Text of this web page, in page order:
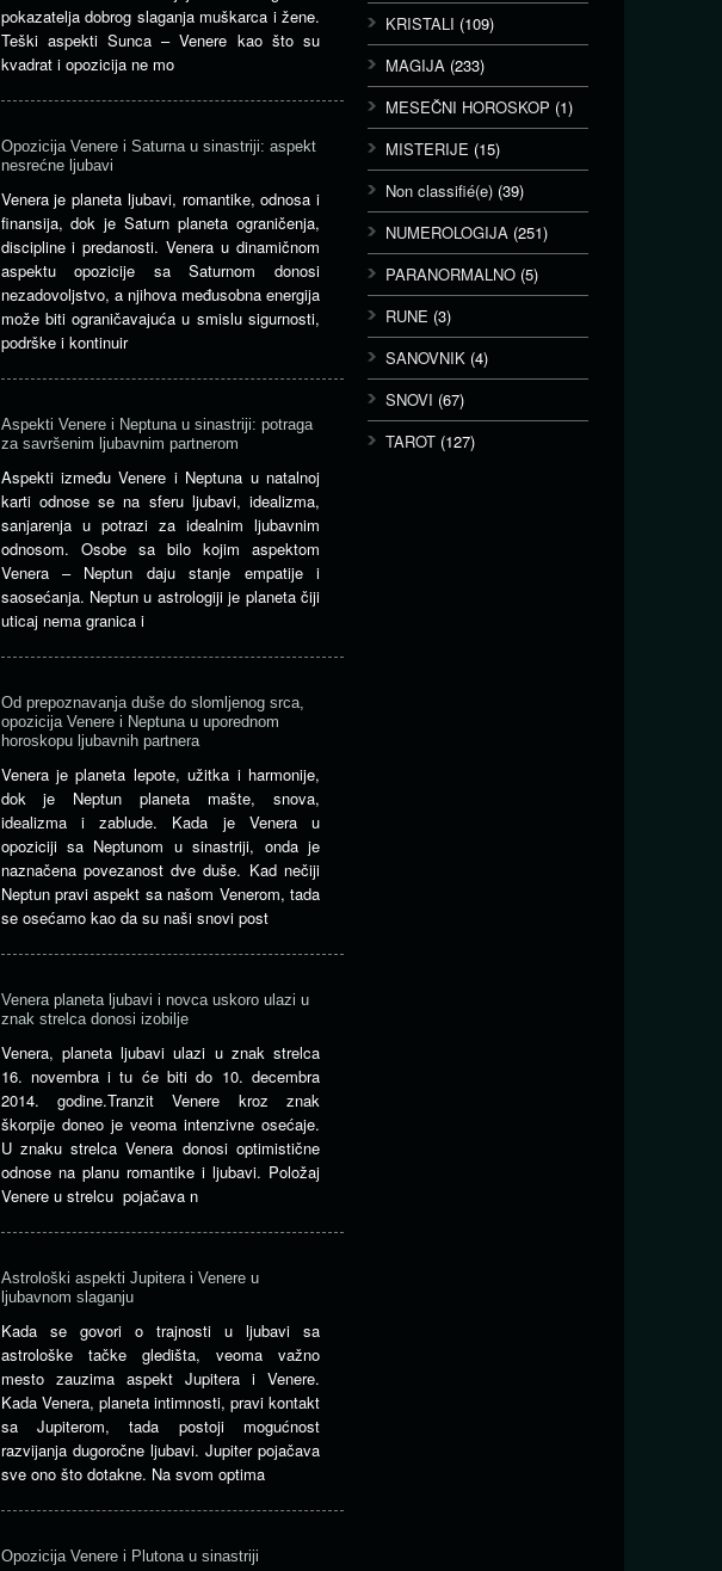
pokazatelja dobrog slaganja muškarca i žene.
Teški aspekti Sunca – Venere kao što su
kvadrat i opozicija ne mo
Opozicija Venere i Saturna u sinastriji: aspekt
nesrećne ljubavi
Venera je planeta ljubavi, romantike, odnosa i
finansija, dok je Saturn planeta ograničenja,
discipline i predanosti. Venera u dinamičnom
aspektu opozicije sa Saturnom donosi
nezadovoljstvo, a njihova međusobna energija
može biti ograničavajuća u smislu sigurnosti,
podrške i kontinuir
Aspekti Venere i Neptuna u sinastriji: potraga
za savršenim ljubavnim partnerom
Aspekti između Venere i Neptuna u natalnoj
karti odnose se na sferu ljubavi, idealizma,
sanjarenja u potrazi za idealnim ljubavnim
odnosom. Osobe sa bilo kojim aspektom
Venera – Neptun daju stanje empatije i
saosećanja. Neptun u astrologiji je planeta čiji
uticaj nema granica i
Od prepoznavanja duše do slomljenog srca,
opozicija Venere i Neptuna u uporednom
horoskopu ljubavnih partnera
Venera je planeta lepote, užitka i harmonije,
dok je Neptun planeta mašte, snova,
idealizma i zablude. Kada je Venera u
opoziciji sa Neptunom u sinastriji, onda je
naznačena povezanost dve duše. Kad nečiji
Neptun pravi aspekt sa našom Venerom, tada
se osećamo kao da su naši snovi post
Venera planeta ljubavi i novca uskoro ulazi u
znak strelca donosi izobilje
Venera, planeta ljubavi ulazi u znak strelca
16. novembra i tu će biti do 10. decembra
2014. godine.Tranzit Venere kroz znak
škorpije doneo je veoma intenzivne osećaje.
U znaku strelca Venera donosi optimistične
odnose na planu romantike i ljubavi. Položaj
Venere u strelcu pojačava n
Astrološki aspekti Jupitera i Venere u
ljubavnom slaganju
Kada se govori o trajnosti u ljubavi sa
astrološke tačke gledišta, veoma važno
mesto zauzima aspekt Jupitera i Venere.
Kada Venera, planeta intimnosti, pravi kontakt
sa Jupiterom, tada postoji mogućnost
razvijanja dugoročne ljubavi. Jupiter pojačava
sve ono što dotakne. Na svom optima
Opozicija Venere i Plutona u sinastriji
KRISTALI (109)
MAGIJA (233)
MESEČNI HOROSKOP (1)
MISTERIJE (15)
Non classifié(e) (39)
NUMEROLOGIJA (251)
PARANORMALNO (5)
RUNE (3)
SANOVNIK (4)
SNOVI (67)
TAROT (127)